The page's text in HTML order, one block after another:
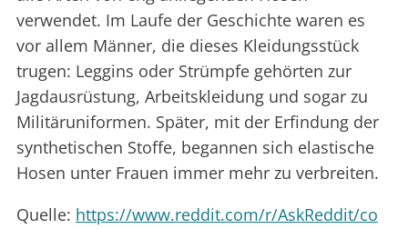
verwendet. Im Laufe der Geschichte waren es
vor allem Männer, die dieses Kleidungsstück
trugen: Leggins oder Strümpfe gehörten zur
Jagdausrüstung, Arbeitskleidung und sogar zu
Militäruniformen. Später, mit der Erfindung der
synthetischen Stoffe, begannen sich elastische
Hosen unter Frauen immer mehr zu verbreiten.
Quelle: https://www.reddit.com/r/AskReddit/co